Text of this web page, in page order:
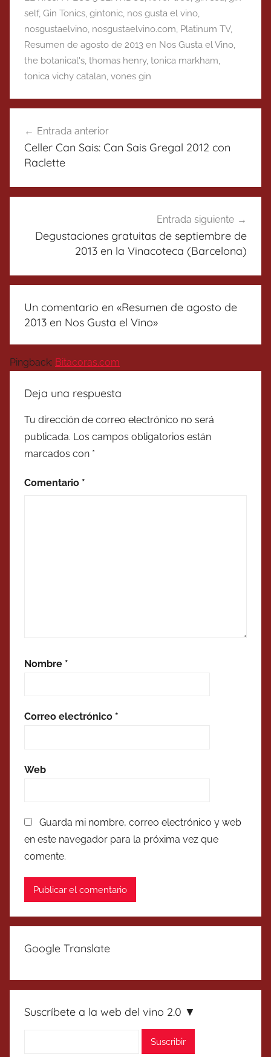
self, Gin Tonics, gintonic, nos gusta el vino,
nosgustaelvino, nosgustaelvino.com, Platinum TV,
Resumen de agosto de 2013 en Nos Gusta el Vino,
the botanical's, thomas henry, tonica markham,
tonica vichy catalan, vones gin
de
entradas
Entrada anterior
Celler Can Sais: Can Sais Gregal 2012 con
Raclette
Entrada siguiente
Degustaciones gratuitas de septiembre de
2013 en la Vinacoteca (Barcelona)
Un comentario en «Resumen de agosto de
2013 en Nos Gusta el Vino»
Pingback: Bitacoras.com
Deja una respuesta
Tu dirección de correo electrónico no será
publicada. Los campos obligatorios están
marcados con *
Comentario *
Nombre *
Correo electrónico *
Web
Guarda mi nombre, correo electrónico y web
en este navegador para la próxima vez que
comente.
Google Translate
Suscríbete a la web del vino 2.0 ▼